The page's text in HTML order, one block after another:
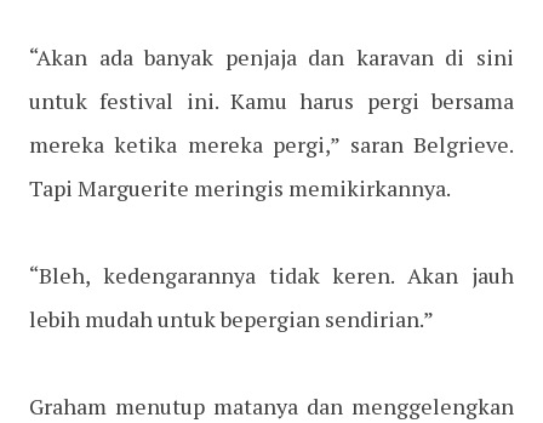
“Akan ada banyak penjaja dan karavan di sini
untuk festival ini. Kamu harus pergi bersama
mereka ketika mereka pergi,” saran Belgrieve.
Tapi Marguerite meringis memikirkannya.
“Bleh, kedengarannya tidak keren. Akan jauh
lebih mudah untuk bepergian sendirian.”
Graham menutup matanya dan menggelengkan